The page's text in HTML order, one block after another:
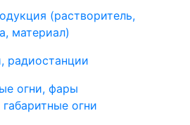
(растворитель,
материал)
радиостанции
огни, фары
огни